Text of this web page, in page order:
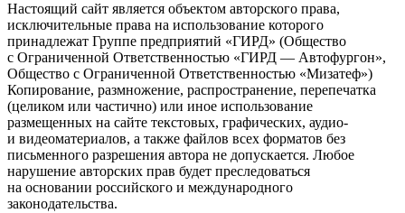
Настоящий сайт является объектом авторского права,
исключительные права на использование которого
принадлежат Группе предприятий «ГИРД» (Общество
с Ограниченной Ответственностью «ГИРД — Автофургон»,
Общество с Ограниченной Ответственностью «Мизатеф»)
Копирование, размножение, распространение, перепечатка
(целиком или частично) или иное использование
размещенных на сайте текстовых, графических, аудио-
и видеоматериалов, а также файлов всех форматов без
письменного разрешения автора не допускается. Любое
нарушение авторских прав будет преследоваться
на основании российского и международного
законодательства.